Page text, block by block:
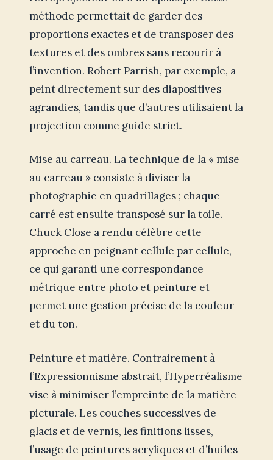
méthode permettait de garder des
proportions exactes et de transposer des
textures et des ombres sans recourir à
l’invention. Robert Parrish, par exemple, a
peint directement sur des diapositives
agrandies, tandis que d’autres utilisaient la
projection comme guide strict.
Mise au carreau. La technique de la « mise
au carreau » consiste à diviser la
photographie en quadrillages ; chaque
carré est ensuite transposé sur la toile.
Chuck Close a rendu célèbre cette
approche en peignant cellule par cellule,
ce qui garanti une correspondance
métrique entre photo et peinture et
permet une gestion précise de la couleur
et du ton.
Peinture et matière. Contrairement à
l’Expressionnisme abstrait, l’Hyperréalisme
vise à minimiser l’empreinte de la matière
picturale. Les couches successives de
glacis et de vernis, les finitions lisses,
l’usage de peintures acryliques et d’huiles